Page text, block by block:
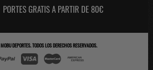
PORTES GRATIS A PARTIR DE 80€
MOBU DEPORTES. TODOS LOS DERECHOS RESERVADOS.